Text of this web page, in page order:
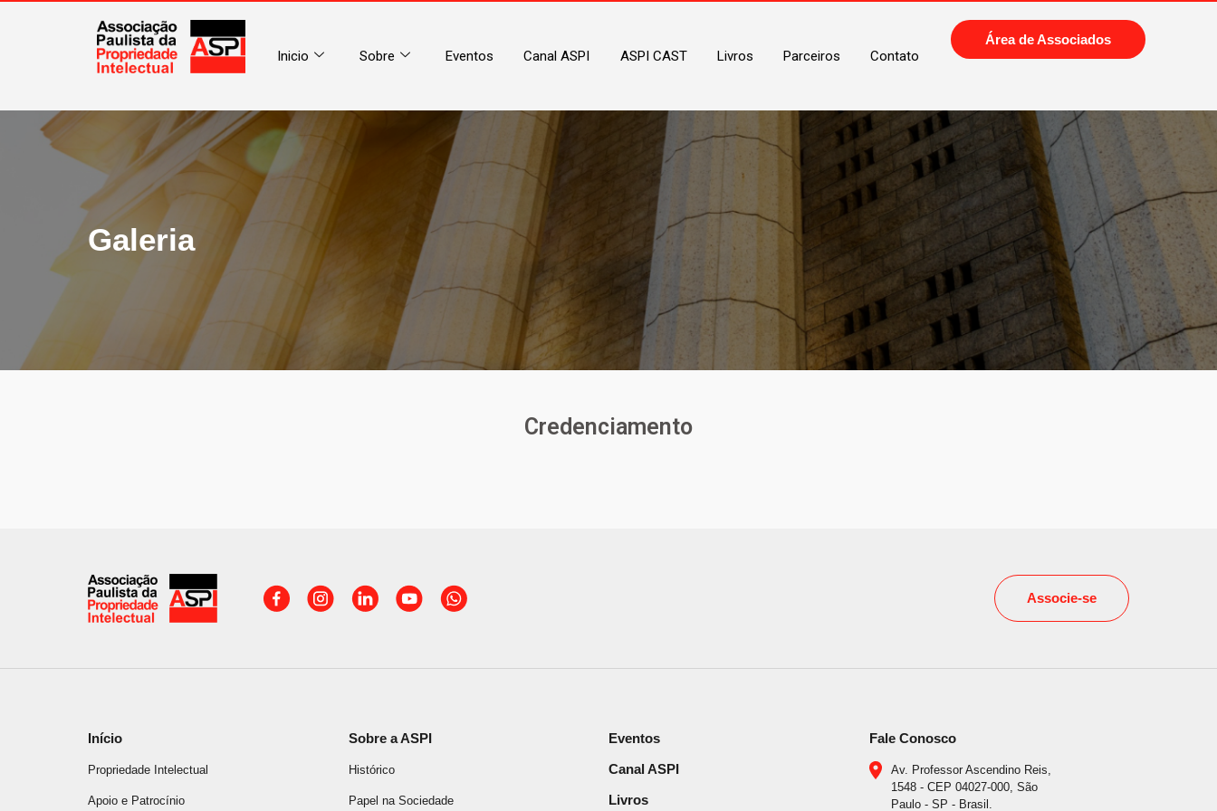
Inicio Sobre Eventos Canal ASPI ASPI CAST Livros Parceiros Contato
Área de Associados
Galeria
Credenciamento
Associe-se
Início
Propriedade Intelectual
Apoio e Patrocínio
Sobre a ASPI
Histórico
Papel na Sociedade
Eventos
Canal ASPI
Livros
Fale Conosco
Av. Professor Ascendino Reis,
1548 - CEP 04027-000, São
Paulo - SP - Brasil.